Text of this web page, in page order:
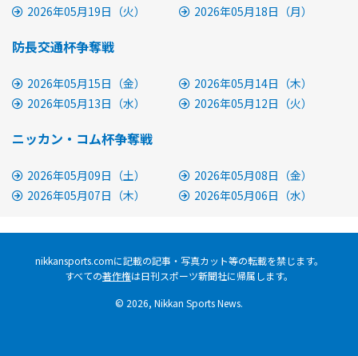
2026年05月19日（火）
2026年05月18日（月）
防長交通杯争奪戦
2026年05月15日（金）
2026年05月14日（木）
2026年05月13日（水）
2026年05月12日（火）
ニッカン・コム杯争奪戦
2026年05月09日（土）
2026年05月08日（金）
2026年05月07日（木）
2026年05月06日（水）
nikkansports.comに記載の記事・写真カット等の転載を禁じます。
すべての著作権は日刊スポーツ新聞社に帰属します。
© 2026, Nikkan Sports News.